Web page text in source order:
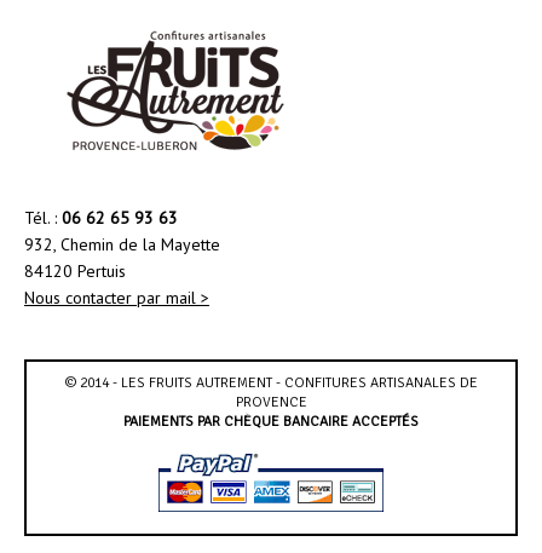
Tél. : 06 62 65 93 63
932, Chemin de la Mayette
84120 Pertuis
Nous contacter par mail >
© 2014 - LES FRUITS AUTREMENT - CONFITURES ARTISANALES DE
PROVENCE
PAIEMENTS PAR CHÈQUE BANCAIRE ACCEPTÉS